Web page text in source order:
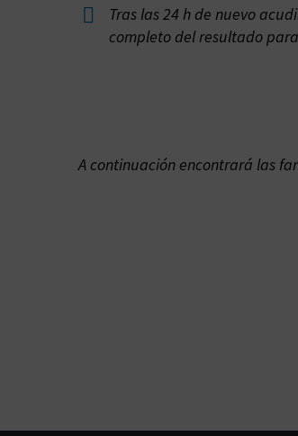


Tras las 24 h de nuevo
completo del resultado
A continuación encontrará las